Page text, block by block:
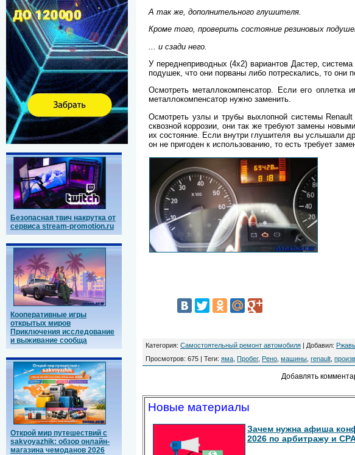
Безопасная твич накрутка от
сервиса stream-promotion.ru
Кооперативные игры
открытых миров
Приключения исследование
и выживание сообща
Открой мир путешествий с
sakvoyazhik: обзор онлайн-
магазина чемоданов 2026
А так же, дополнительного глушителя.
Кроме того, проверить состояние резиновых
... и сзади него.
У переднеприводных (4х2) вариантов Дастер,
подушек, что они порваны либо потрескались, то они
Осмотреть металлокомпенсатор. Если его оплетка
металлокомпенсатор нужно заменить.
Осмотреть узлы и трубы выхлопной системы
сквозной коррозии, они так же требуют замены
их состояние. Если внутри глушителя вы услышали
он не пригоден к использованию, то есть требует
Категория: Самостоятельный ремонт автомобиля | Добавил:
Просмотров: 675 | Теги: яма Пробег, Рено машины renault
Добавлять
Новые материалы
Зачем нужна афиша
2026 по арбитражу и